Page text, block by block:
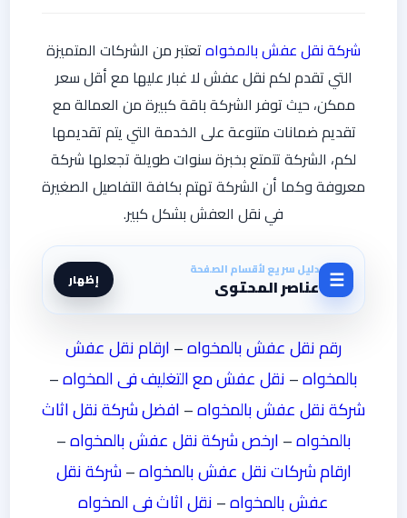
شركة نقل عفش بالمخواهتعتبر من الشركات المتميزة
التي تقدم لكم نقل عفش لا غبار عليها مع أقل سعر
ممكن، حيث توفر الشركة باقة كبيرة من العمالة مع
تقديم ضمانات متنوعة على الخدمة التي يتم تقديمها
لكم، الشركة تتمتع بخبرة سنوات طويلة تجعلها شركة
معروفة وكما أن الشركة تهتم بكافة التفاصيل الصغيرة
في نقل العفش بشكل كبير.
☰ دليل سريع لأقسام الصفحة
عناصر المحتوى إظهار
رقم نقل عفش بالمخواه–ارقام نقل عفش
بالمخواه–نقل عفش مع التغليف فى المخواه–
شركة نقل عفش بالمخواه–افضل شركة نقل اثاث
بالمخواه–ارخص شركة نقل عفش بالمخواه–
ارقام شركات نقل عفش بالمخواه–شركة نقل
عفش بالمخواه–نقل اثاث فى المخواه